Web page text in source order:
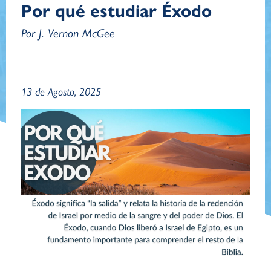
Por qué estudiar Éxodo
Por J. Vernon McGee
13 de Agosto, 2025